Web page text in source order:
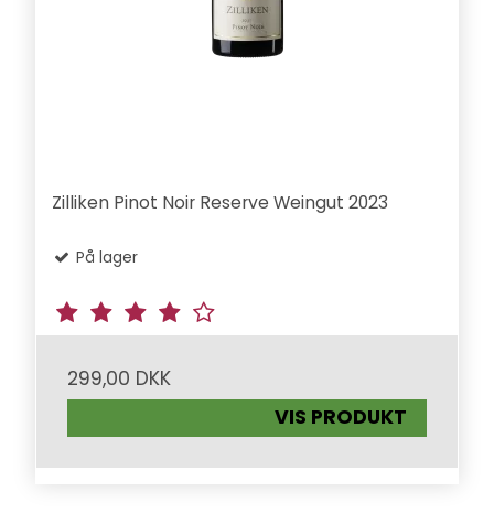
Zilliken Pinot Noir Reserve Weingut 2023
På lager
299,00 DKK
VIS PRODUKT